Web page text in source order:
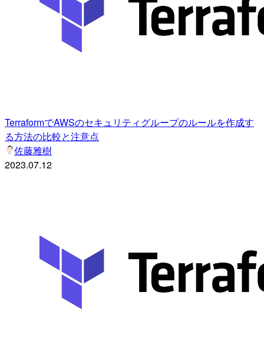
TerraformでAWSのセキュリティグループのルールを作成す
る方法の比較と注意点
佐藤雅樹
2023.07.12